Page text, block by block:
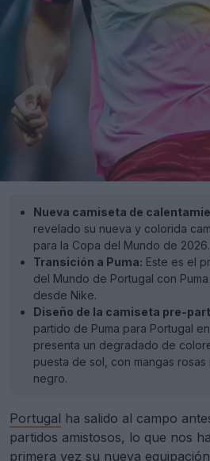
Nueva camiseta de
revelado su nueva y colorida
para la Copa del Mundo de 2026.
Transición a Puma: Este es el
del Mundo de Portugal con
desde Nike.
Diseño de la camiseta pre-
partido de Puma para Portugal
presenta un degradado de
puesta de sol, con mangas
negro.
Portugal ha salido al campo
partidos amistosos, lo que nos
primera vez su nueva